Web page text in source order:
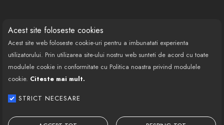
Acest site foloseste cookies
Acest site web foloseste cookie-uri pentru a imbunatati experienta
utilizatorului. Prin utilizarea site-ului nostru web sunteti de acord cu toate
modulele cookie in conformitate cu Politica noastra privind modulele
cookie. Citeste mai mult.
STRICT NECESARE
CONTACT
Call Center: 0377 100 941
Program de lucru: Luni-Vineri
08:00 - 18:00
Email: contact@bestautovest.ro
SRL CUI: 32372789, Reg.Com.: